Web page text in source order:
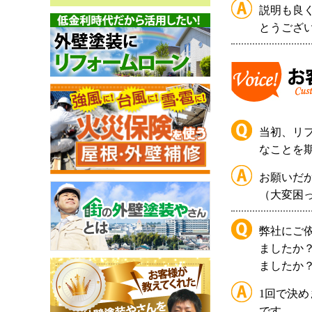
説明も良
とうござ
当初、リ
なことを
お願いだ
（大変
弊社にご
ましたか
ましたか
1回で決